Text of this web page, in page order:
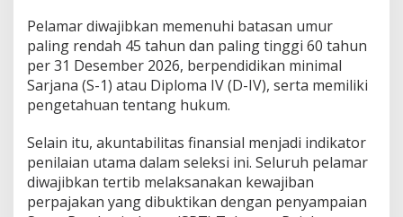
Pelamar diwajibkan memenuhi batasan umur
paling rendah 45 tahun dan paling tinggi 60 tahun
per 31 Desember 2026, berpendidikan minimal
Sarjana (S-1) atau Diploma IV (D-IV), serta memiliki
pengetahuan tentang hukum.
Selain itu, akuntabilitas finansial menjadi indikator
penilaian utama dalam seleksi ini. Seluruh pelamar
diwajibkan tertib melaksanakan kewajiban
perpajakan yang dibuktikan dengan penyampaian